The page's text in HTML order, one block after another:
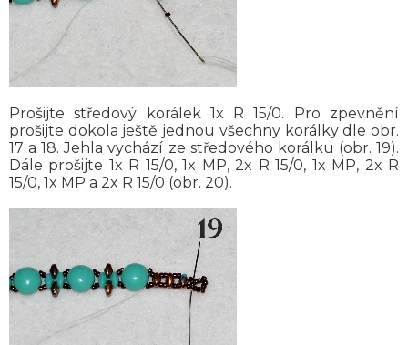
Prošijte středový korálek 1x R 15/0. Pro zpevnění
prošijte dokola ještě jednou všechny korálky dle obr.
17 a 18. Jehla vychází ze středového korálku (obr. 19).
Dále prošijte 1x R 15/0, 1x MP, 2x R 15/0, 1x MP, 2x R
15/0, 1x MP a 2x R 15/0 (obr. 20).